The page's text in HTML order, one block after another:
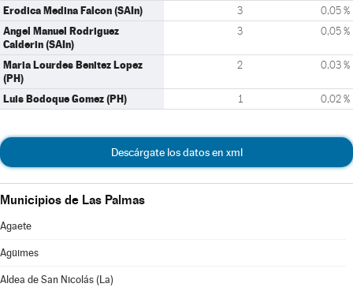
Erodica Medina Falcon (SAIn) 3 0,05 %
Angel Manuel Rodriguez
Calderin (SAIn)
3 0,05 %
Maria Lourdes Benitez Lopez
(PH)
2 0,03 %
Luis Bodoque Gomez (PH) 1 0,02 %
Descárgate los datos en xml
Municipios de Las Palmas
Agaete
Agüimes
Aldea de San Nicolás (La)